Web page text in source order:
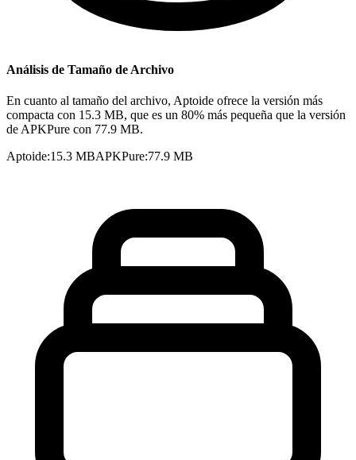
Análisis de Tamaño de Archivo
En cuanto al tamaño del archivo, Aptoide ofrece la versión más
compacta con 15.3 MB, que es un 80% más pequeña que la versión
de APKPure con 77.9 MB.
Aptoide:15.3 MBAPKPure:77.9 MB